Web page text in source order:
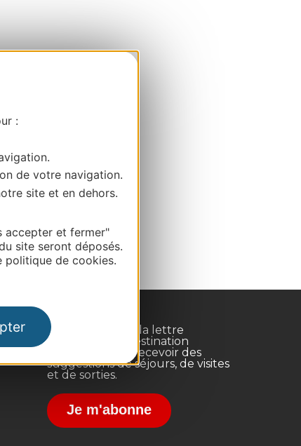
:
de votre navigation.
site et en dehors.
accepter et fermer"
site seront déposés.
politique de cookies.
Inscrivez-vous à la lettre
d'information Destination
Occitanie pour recevoir des
suggestions de séjours, de visites
et de sorties.
Je m'abonne